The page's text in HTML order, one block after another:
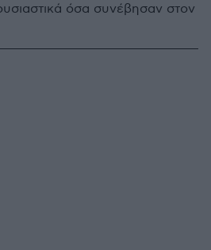
όσα συνέβησαν στον